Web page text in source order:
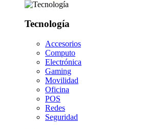
Tecnología
Accesorios
Computo
Electrónica
Gaming
Movilidad
Oficina
POS
Redes
Seguridad